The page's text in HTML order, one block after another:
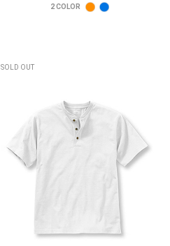
2COLOR
SOLD OUT